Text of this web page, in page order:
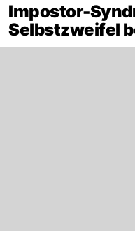
Impostor-
Selbstzweifel